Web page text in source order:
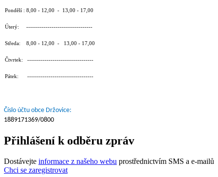
Pondělí : 8,00 - 12,00 - 13,00 - 17,00
Úterý: ----------------------------------
Středa: 8,00 - 12,00 - 13,00 - 17,00
Čtvrtek: ----------------------------------
Pátek: ----------------------------------
Číslo účtu obce Držovice:
1889171369/0800
Přihlášení k odběru zpráv
Dostávejte informace z našeho webu prostřednictvím SMS a e-mailů
Chci se zaregistrovat